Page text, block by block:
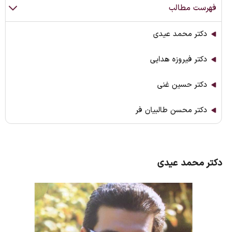
فهرست مطالب
دکتر محمد عیدی
دکتر فیروزه هدایی
دکتر حسین غنی
دکتر محسن طالبیان فر
دکتر محمد عیدی